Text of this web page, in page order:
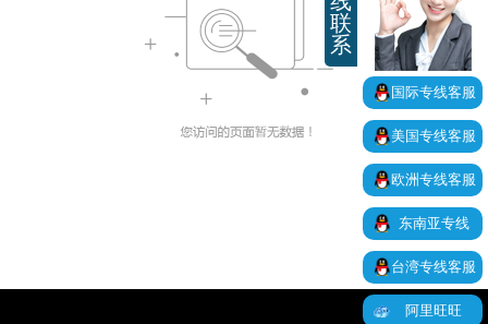
联
系
国际专线客服
美国专线客服
欧洲专线客服
东南亚专线
台湾专线客服
阿里旺旺